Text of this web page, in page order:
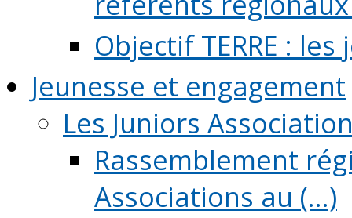
Objectif TERRE :
Jeunesse et engagement
Les Juniors
Rassemblement
Associations au (...)